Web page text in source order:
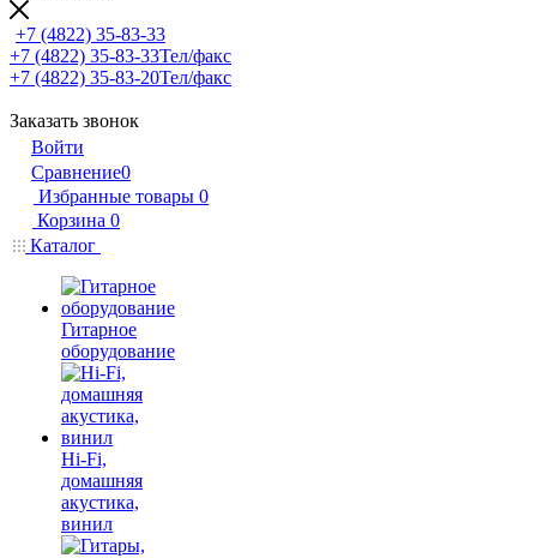
+7 (4822) 35-83-33
+7 (4822) 35-83-33Тел/факс
+7 (4822) 35-83-20Тел/факс
Заказать звонок
Войти
Сравнение0
Избранные товары 0
Корзина 0
Каталог
Гитарное
оборудование
Hi-Fi,
домашняя
акустика,
винил